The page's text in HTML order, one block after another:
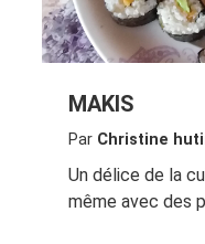
MAKIS
Par Christine
Un délice de la
même avec des